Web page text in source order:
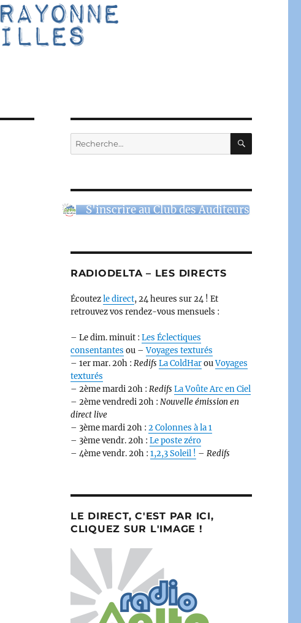
Recherche
pour :
S'inscrire au Club des Auditeurs
RADIODELTA – LES DIRECTS
Écoutezle direct, 24 heures sur 24 ! Et
retrouvez vos rendez-vous mensuels :
– Le dim. minuit : Les Éclectiques
consentantes ou –Voyages texturés
– 1er mar. 20h : Redifs La ColdHarouVoyages
texturés
– 2ème mardi 20h : Redifs La Voûte Arc en Ciel
– 2ème vendredi 20h : Nouvelle émission en
direct live
– 3ème mardi 20h : 2 Colonnes à la 1
– 3ème vendr. 20h : Le poste zéro
– 4ème vendr. 20h : 1,2,3 Soleil ! – Redifs
LE DIRECT, C'EST PAR ICI,
CLIQUEZ SUR L'IMAGE !